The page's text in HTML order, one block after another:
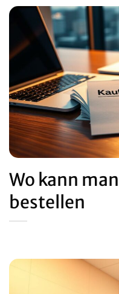
Wo kann
bestellen